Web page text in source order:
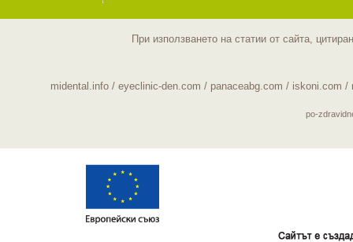
При използването на статии от сайта,
midental.info/ eyeclinic-den.com / panaceabg.com / iskoni.com /
po-